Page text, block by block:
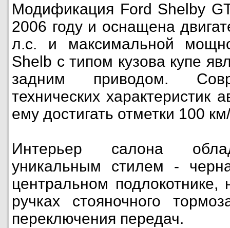
Модификация Ford Shelby
2006 году и оснащена
л.с. и максимальной
Shelb с типом кузова купе
задним приводом.
технических характеристик
ему достигать отметки 100
Интерьер салона
уникальным стилем -
центральном подлокотнике,
ручках стояночного
переключения передач.